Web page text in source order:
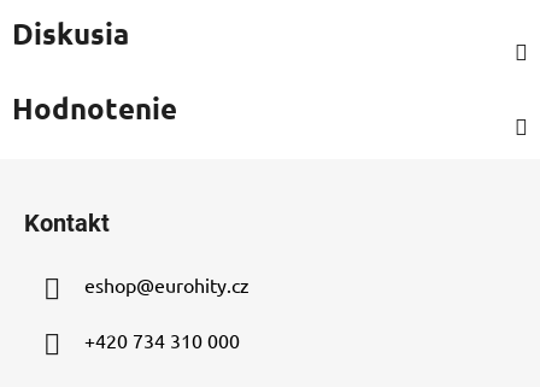
Diskusia
Hodnotenie
Kontakt
eshop@eurohity.cz
+420 734 310 000